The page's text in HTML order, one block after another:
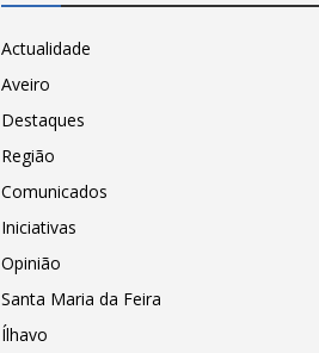
Actualidade
Aveiro
Destaques
Região
Comunicados
Iniciativas
Opinião
Santa Maria da Feira
Ílhavo